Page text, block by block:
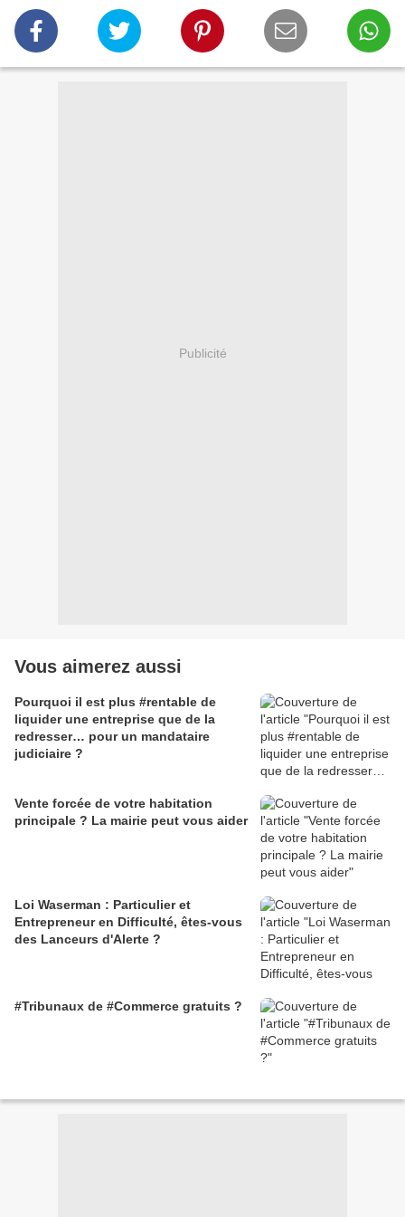
Publicité
Vous aimerez aussi
Pourquoi il est plus #rentable de
liquider une entreprise que de la
redresser… pour un mandataire
judiciaire ?
Vente forcée de votre habitation
principale ? La mairie peut vous aider
Loi Waserman : Particulier et
Entrepreneur en Difficulté, êtes-vous
des Lanceurs d'Alerte ?
#Tribunaux de #Commerce gratuits ?